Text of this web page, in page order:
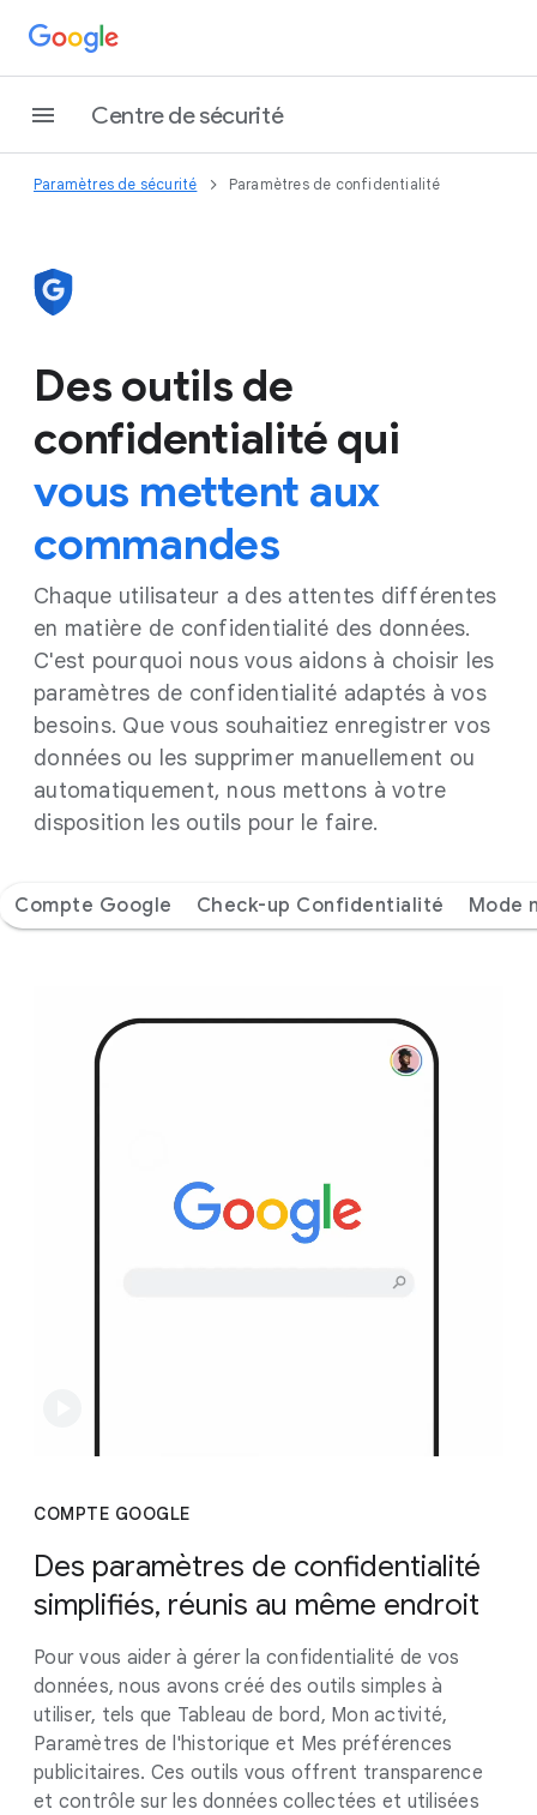
Centre de sécurité
Paramètres de sécurité Paramètres de confidentialité
Des outils de
confidentialité qui
vous mettent aux
commandes
Chaque utilisateur a des attentes différentes
en matière de confidentialité des données.
C'est pourquoi nous vous aidons à choisir les
paramètres de confidentialité adaptés à vos
besoins. Que vous souhaitiez enregistrer vos
données ou les supprimer manuellement ou
automatiquement, nous mettons à votre
disposition les outils pour le faire.
Compte Google Check-up Confidentialité Mode
COMPTE GOOGLE
Des paramètres de confidentialité
simplifiés, réunis au même endroit
Pour vous aider à gérer la confidentialité de vos
données, nous avons créé des outils simples à
utiliser, tels que Tableau de bord, Mon activité,
Paramètres de l'historique et Mes préférences
publicitaires. Ces outils vous offrent transparence
et contrôle sur les données collectées et utilisées